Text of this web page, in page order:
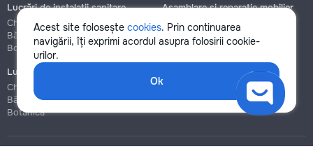
Acest site folosește cookies. Prin continuarea
navigării, îți exprimi acordul asupra folosirii cookie-
urilor.
Ok
Lucrări de instalații sanitare
Chișinău
Bălți
Botanica
Asamblare și reparație mobilier
Chișinău
Botanica
Lucrări de construcție și instalare
Chișinău
Bălți
Botanica